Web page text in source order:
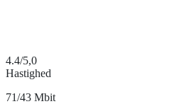
4.4/5,0
Hastighed
71/43 Mbit